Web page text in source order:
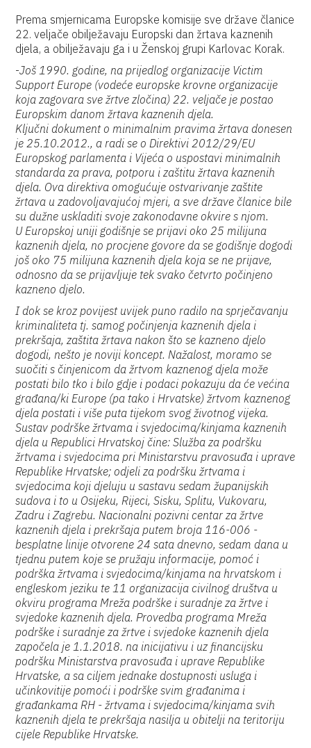
Prema smjernicama Europske komisije sve države članice
22. veljače obilježavaju Europski dan žrtava kaznenih
djela, a obilježavaju ga i u Ženskoj grupi Karlovac Korak.
-Još 1990. godine, na prijedlog organizacije Victim
Support Europe (vodeće europske krovne organizacije
koja zagovara sve žrtve zločina) 22. veljače je postao
Europskim danom žrtava kaznenih djela.
Ključni dokument o minimalnim pravima žrtava donesen
je 25.10.2012., a radi se o Direktivi 2012/29/EU
Europskog parlamenta i Vijeća o uspostavi minimalnih
standarda za prava, potporu i zaštitu žrtava kaznenih
djela. Ova direktiva omogućuje ostvarivanje zaštite
žrtava u zadovoljavajućoj mjeri, a sve države članice bile
su dužne uskladiti svoje zakonodavne okvire s njom.
U Europskoj uniji godišnje se prijavi oko 25 milijuna
kaznenih djela, no procjene govore da se godišnje dogodi
još oko 75 milijuna kaznenih djela koja se ne prijave,
odnosno da se prijavljuje tek svako četvrto počinjeno
kazneno djelo.
I dok se kroz povijest uvijek puno radilo na sprječavanju
kriminaliteta tj. samog počinjenja kaznenih djela i
prekršaja, zaštita žrtava nakon što se kazneno djelo
dogodi, nešto je noviji koncept. Nažalost, moramo se
suočiti s činjenicom da žrtvom kaznenog djela može
postati bilo tko i bilo gdje i podaci pokazuju da će većina
građana/ki Europe (pa tako i Hrvatske) žrtvom kaznenog
djela postati i više puta tijekom svog životnog vijeka.
Sustav podrške žrtvama i svjedocima/kinjama kaznenih
djela u Republici Hrvatskoj čine: Služba za podršku
žrtvama i svjedocima pri Ministarstvu pravosuđa i uprave
Republike Hrvatske; odjeli za podršku žrtvama i
svjedocima koji djeluju u sastavu sedam županijskih
sudova i to u Osijeku, Rijeci, Sisku, Splitu, Vukovaru,
Zadru i Zagrebu. Nacionalni pozivni centar za žrtve
kaznenih djela i prekršaja putem broja 116-006 -
besplatne linije otvorene 24 sata dnevno, sedam dana u
tjednu putem koje se pružaju informacije, pomoć i
podrška žrtvama i svjedocima/kinjama na hrvatskom i
engleskom jeziku te 11 organizacija civilnog društva u
okviru programa Mreža podrške i suradnje za žrtve i
svjedoke kaznenih djela. Provedba programa Mreža
podrške i suradnje za žrtve i svjedoke kaznenih djela
započela je 1.1.2018. na inicijativu i uz financijsku
podršku Ministarstva pravosuđa i uprave Republike
Hrvatske, a sa ciljem jednake dostupnosti usluga i
učinkovitije pomoći i podrške svim građanima i
građankama RH - žrtvama i svjedocima/kinjama svih
kaznenih djela te prekršaja nasilja u obitelji na teritoriju
cijele Republike Hrvatske.